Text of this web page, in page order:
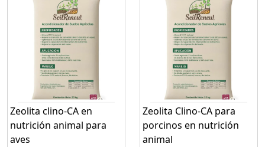
Zeolita clino-CA en
nutrición animal para
aves
Zeolita Clino-CA para
porcinos en nutrición
animal